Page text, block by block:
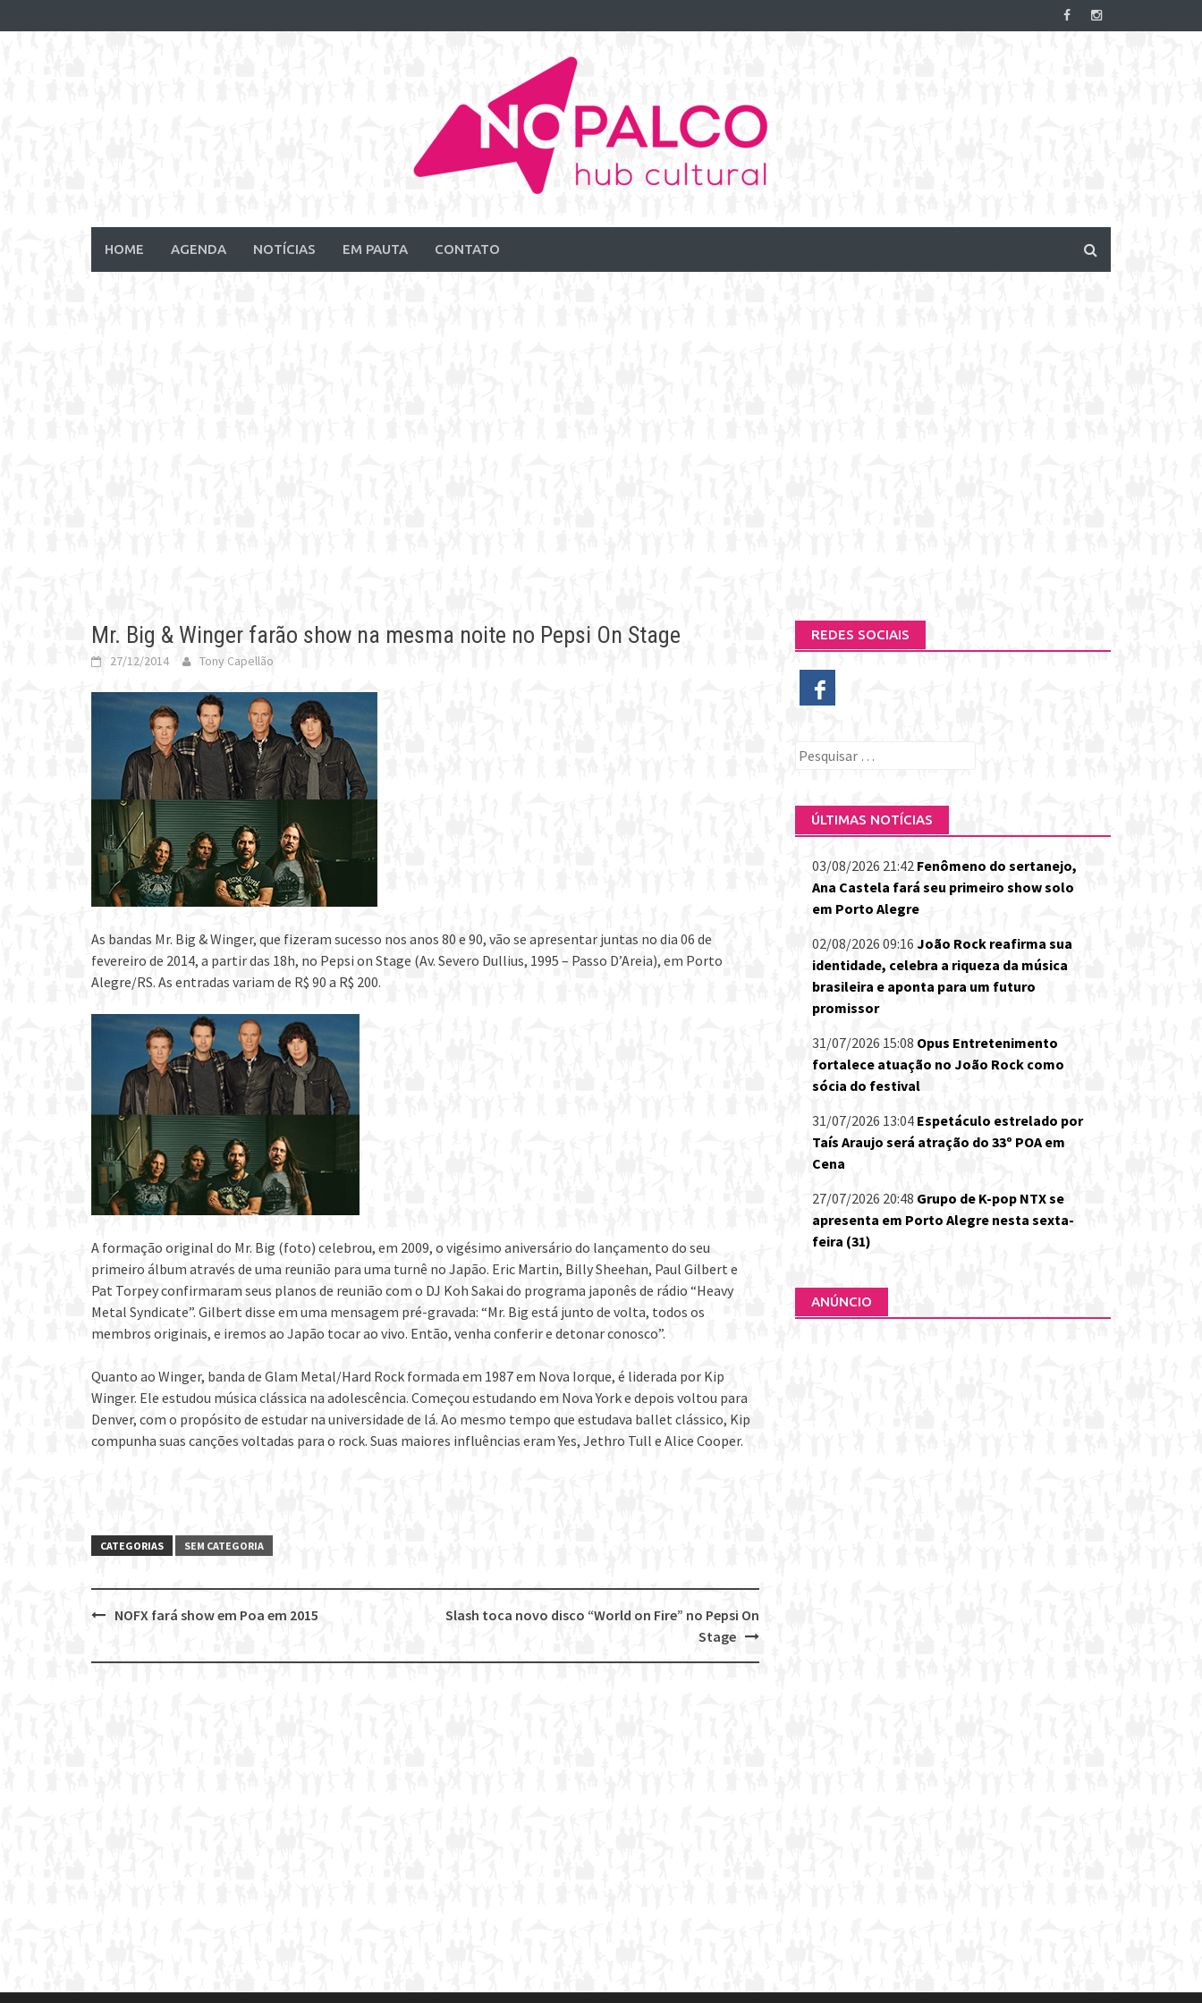
to
HOME AGENDA NOTÍCIAS EM PAUTA CONTATO
Mr. Big & Winger farão show na mesma noite no Pepsi On Stage
27/12/2014 Tony Capellão
As bandas Mr. Big & Winger, que fizeram sucesso nos anos 80 e 90, vão se apresentar juntas no dia 06 de
fevereiro de 2014, a partir das 18h, no Pepsi on Stage (Av. Severo Dullius, 1995 – Passo D’Areia), em Porto
Alegre/RS. As entradas variam de R$ 90 a R$ 200.
A formação original do Mr. Big (foto) celebrou, em 2009, o vigésimo aniversário do lançamento do seu
primeiro álbum através de uma reunião para uma turnê no Japão. Eric Martin, Billy Sheehan, Paul Gilbert e
Pat Torpey confirmaram seus planos de reunião com o DJ Koh Sakai do programa japonês de rádio “Heavy
Metal Syndicate”. Gilbert disse em uma mensagem pré-gravada: “Mr. Big está junto de volta, todos os
membros originais, e iremos ao Japão tocar ao vivo. Então, venha conferir e detonar conosco”.
Quanto ao Winger, banda de Glam Metal/Hard Rock formada em 1987 em Nova Iorque, é liderada por Kip
Winger. Ele estudou música clássica na adolescência. Começou estudando em Nova York e depois voltou para
Denver, com o propósito de estudar na universidade de lá. Ao mesmo tempo que estudava ballet clássico, Kip
compunha suas canções voltadas para o rock. Suas maiores influências eram Yes, Jethro Tull e Alice Cooper.
CATEGORIAS SEM CATEGORIA
navigation
Slash toca novo disco “World on Fire” no Pepsi On
Stage
NOFX fará show em Poa em 2015
REDES SOCIAIS
Pesquisar
ÚLTIMAS NOTÍCIAS
03/08/2026 21:42 Fenômeno do sertanejo,
Ana Castela fará seu primeiro show solo
em Porto Alegre
02/08/2026 09:16 João Rock reafirma sua
identidade, celebra a riqueza da música
brasileira e aponta para um futuro
promissor
31/07/2026 15:08 Opus Entretenimento
fortalece atuação no João Rock como
sócia do festival
31/07/2026 13:04 Espetáculo estrelado por
Taís Araujo será atração do 33º POA em
Cena
27/07/2026 20:48 Grupo de K-pop NTX se
apresenta em Porto Alegre nesta sexta-
feira (31)
ANÚNCIO